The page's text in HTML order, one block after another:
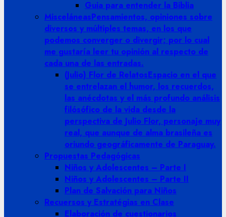
Guia para entender la Biblia
MisceláneasPensamientos, opiniones sobre
diversos y múltiples temas, en los que
podemos converger o divergir; por lo cual
me gustaría leer tu opinión al respecto de
cada una de las entradas.
(Julio) Flor de RelatosEspacio en el que
se entrelazan el humor, los recuerdos,
las anécdotas y el más profundo análisis
filósófico de la vida desde la
perspectiva de Julio Flor, personaje muy
real, que aunque de alma brasileña es
oriundo geográficamente de Paraguay.
Propuestas Pedagógicas
Niños y Adolescentes – Parte I
Niños y Adolescentes – Parte II
Plan de Salvación para Niños
Recuersos y Estratégias en Clase
Elaboración de cuestionarios